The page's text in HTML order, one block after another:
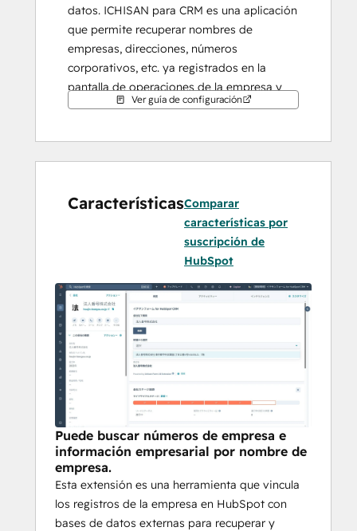
datos. ICHISAN para CRM es una aplicación
que permite recuperar nombres de
empresas, direcciones, números
corporativos, etc. ya registrados en la
pantalla de operaciones de la empresa y
reflejarlos en los elementos de la empresa,
plan de suscripción de HubSpot.
gustan los números corporativos y quieren
involucrarse con el servicio Ichisan.
c177839cb5
Ver guía de configuración
CaracterísticasComparar
características por
suscripción de
HubSpot
Puede buscar números de empresa e
información empresarial por nombre de
empresa.
Esta extensión es una herramienta que vincula
los registros de la empresa en HubSpot con
bases de datos externas para recuperar y